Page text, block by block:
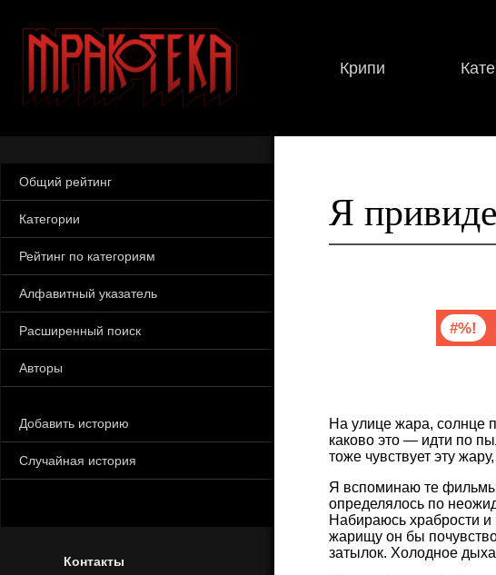
Крипи
Общий рейтинг
Категории
Рейтинг по категориям
Алфавитный указатель
Расширенный поиск
Авторы
Добавить историю
Случайная история
Контакты
Я
#%!
На улице жара, солнце
каково это — идти по
тоже чувствует эту
Я вспоминаю те фильмы
определялось по
Набираюсь храбрости
жарищу он бы
затылок. Холодное